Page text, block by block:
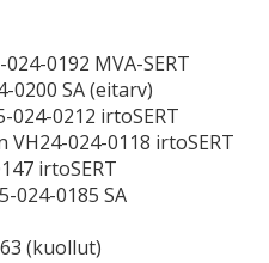
0192 MVA-SERT
0200 SA (eitarv)
024-0212 irtoSERT
VH24-024-0118 irtoSERT
irtoSERT
024-0185 SA
(kuollut)